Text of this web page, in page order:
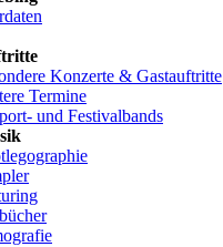
Konzerte & Gastauftritte
Termine
und Festivalbands